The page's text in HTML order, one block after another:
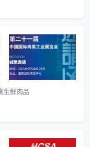
生鲜肉品